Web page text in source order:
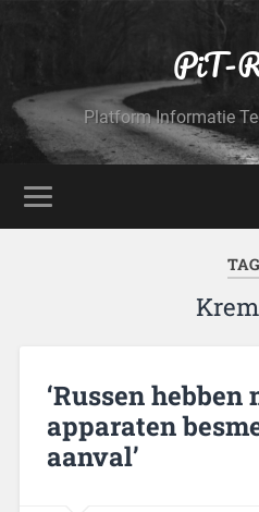
PiT-
Platform Informatie
TAG
‘Russen
apparaten
aanval’